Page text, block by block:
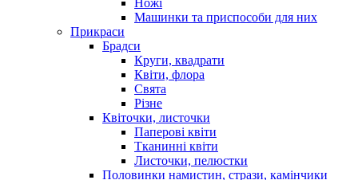
Машинки та приспособи для них
Прикраси
Брадси
Круги, квадрати
Квіти, флора
Свята
Різне
Квіточки, листочки
Паперові квіти
Тканинні квіти
Листочки, пелюстки
Половинки намистин, стрази, камінчики